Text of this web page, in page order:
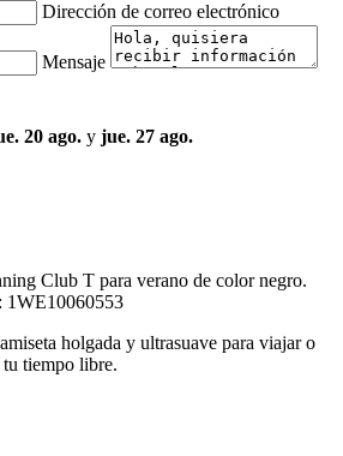
Dirección de correo electrónico
Mensaje
20 ago. y jue. 27 ago.
Club T para verano de color negro.
1WE10060553
holgada y ultrasuave para viajar o
tu tiempo libre.